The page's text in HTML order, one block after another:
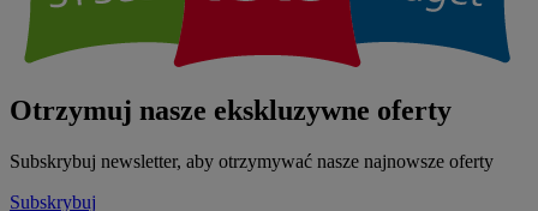
Otrzymuj nasze ekskluzywne oferty
Subskrybuj newsletter, aby otrzymywać nasze najnowsze oferty
Subskrybuj